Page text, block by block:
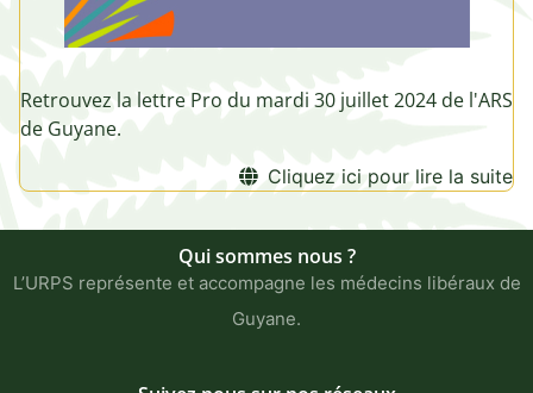
Retrouvez la lettre Pro du mardi 30 juillet 2024 de l'ARS
de Guyane.
Cliquez ici pour lire la suite
Qui sommes nous ?
L’URPS représente et accompagne les médecins libéraux de
Guyane.